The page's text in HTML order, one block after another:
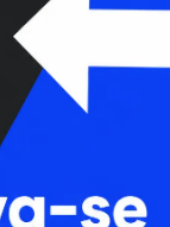
Colunas
Colaboradores
Cursos